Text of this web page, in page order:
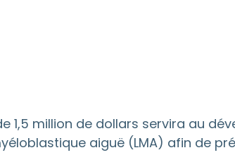
1,5 million de dollars servira au
aiguë (LMA) afin de